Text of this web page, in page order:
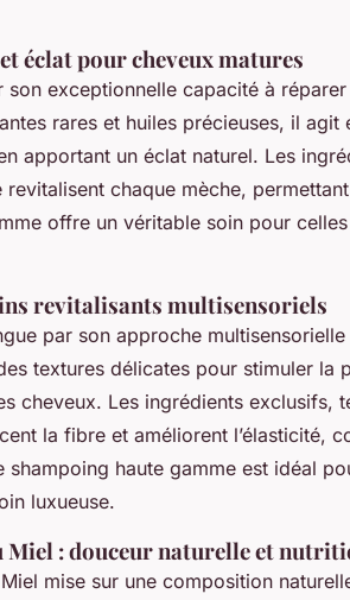
éclat pour cheveux matures
exceptionnelle capacité à
rares et huiles précieuses, il
apportant un éclat naturel. Les
revitalisent chaque mèche,
offre un véritable soin pour
revitalisants multisensoriels
par son approche
textures délicates pour stimuler la
cheveux. Les ingrédients exclusifs,
la fibre et améliorent l’élasticité,
haute gamme est idéal
luxueuse.
Miel : douceur naturelle et
mise sur une composition